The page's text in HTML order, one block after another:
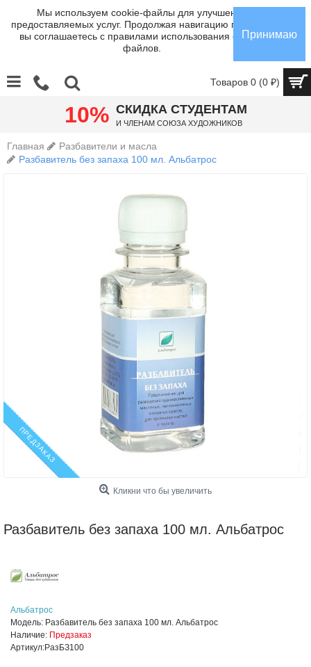
Мы используем cookie-файлы для улучшения
предоставляемых услуг. Продолжая навигацию по сайту,
вы соглашаетесь с правилами использования cookie-
файлов.
Принимаю
Товаров 0 (0 ₽)
10% СКИДКА СТУДЕНТАМ
И членам Союза Художников
Главная
Разбавители и масла
Разбавитель без запаха 100 мл. Альбатрос
ПРЕДЗАКАЗ
Кликни что бы увеличить
Разбавитель без запаха 100 мл. Альбатрос
Альбатрос
Модель: Разбавитель без запаха 100 мл. Альбатрос
Наличие: Предзаказ
Артикул:РазБЗ100